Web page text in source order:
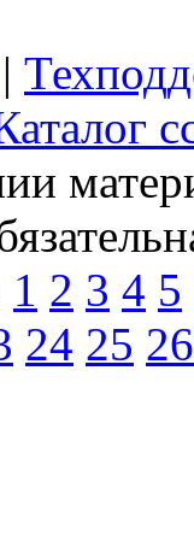
|
1 2 3 4 5
24 25 26